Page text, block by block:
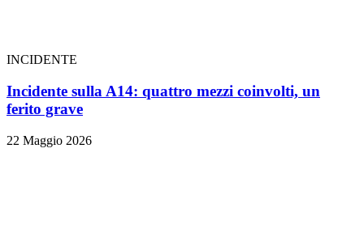
INCIDENTE
Incidente sulla A14: quattro mezzi coinvolti, un
ferito grave
22 Maggio 2026